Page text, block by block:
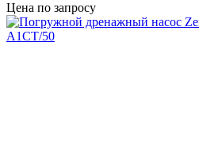
Цена по запросу